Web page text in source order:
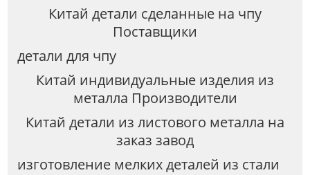
Китай детали сделанные на чпу
Поставщики
детали для чпу
Китай индивидуальные изделия из
металла Производители
Китай детали из листового металла на
заказ завод
изготовление мелких деталей из стали